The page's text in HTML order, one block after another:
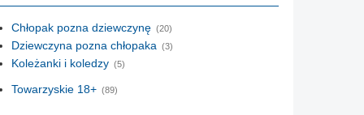
Chłopak pozna dziewczynę (20)
Dziewczyna pozna chłopaka (3)
Koleżanki i koledzy (5)
Towarzyskie 18+ (89)